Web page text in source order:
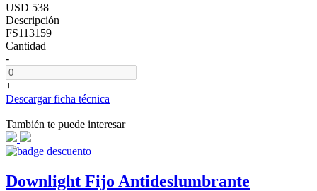
USD 538
Descripción
FS113159
Cantidad
-
+
Descargar ficha técnica
También te puede interesar
Downlight Fijo Antideslumbrante